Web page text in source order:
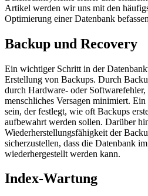
Artikel werden wir uns mit den
Optimierung einer Datenbank
Backup und Recovery
Ein wichtiger Schritt in der
Erstellung von Backups. Durch
durch Hardware- oder
menschliches Versagen minimiert.
sein, der festlegt, wie oft Backups
aufbewahrt werden sollen. Darüber
Wiederherstellungsfähigkeit der
sicherzustellen, dass die Datenbank
wiederhergestellt werden kann.
Index-Wartung